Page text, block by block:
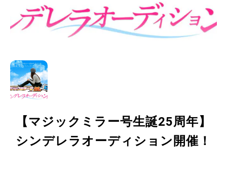
【マジックミラー号生誕25周年】
シンデレラオーディション開催！